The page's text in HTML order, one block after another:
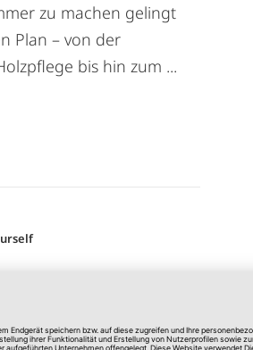
zu machen gelingt
Plan – von der
bis hin zum ...